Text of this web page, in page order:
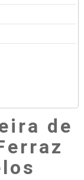
de